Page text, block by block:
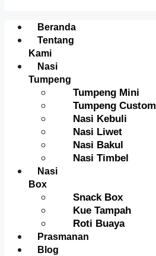
Menu
Beranda
Tentang
Kami
Nasi
Tumpeng
Tumpeng Mini
Tumpeng Custom
Nasi Kebuli
Nasi Liwet
Nasi Bakul
Nasi Timbel
Nasi
Box
Snack Box
Kue Tampah
Roti Buaya
Prasmanan
Blog